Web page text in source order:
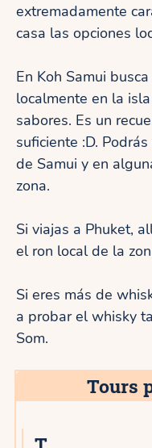
extremadamente
casa las opciones
En Koh Samui
localmente en la
sabores. Es un
suficiente :D.
de Samui y en
zona.
Si viajas a Phuket,
el ron local de la
Si eres más de
a probar el whisky
Som.
Tours